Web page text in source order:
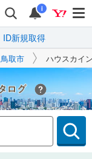
i
ID新規取得
鳥取市 ハウスカイ
Yahoo!不動産